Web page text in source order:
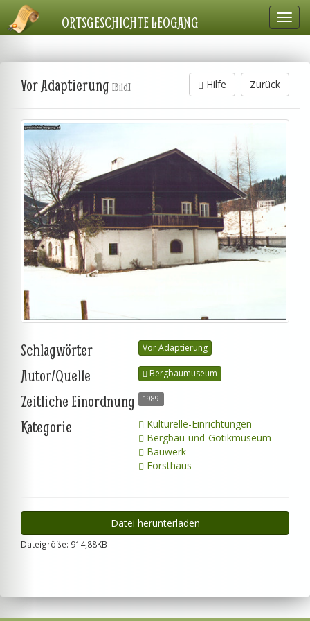
ORTSGESCHICHTE LEOGANG
Zurück
Hilfe
Vor Adaptierung [Bild]
Schlagwörter Vor Adaptierung
Autor/Quelle Bergbaumuseum
Zeitliche Einordnung 1989
Kategorie
Kulturelle-Einrichtungen
Bergbau-und-Gotikmuseum
Bauwerk
Forsthaus
Datei herunterladen
Dateigröße: 914,88KB